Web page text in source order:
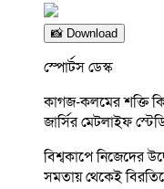
📸 Download
স্পোর্টস ডেস্ক
কাগজ-কলমের শক্তি
জার্সির মেটলাইফ
বিশ্বকাপে নিজেদের
সমতায় থেকেই